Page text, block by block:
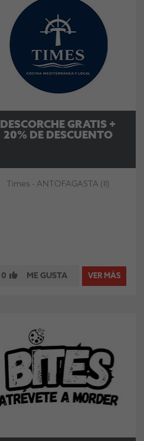
DESCORCHE GRATIS +
20% DE DESCUENTO
Times - ANTOFAGASTA (II)
0 ME GUSTA VER MÁS